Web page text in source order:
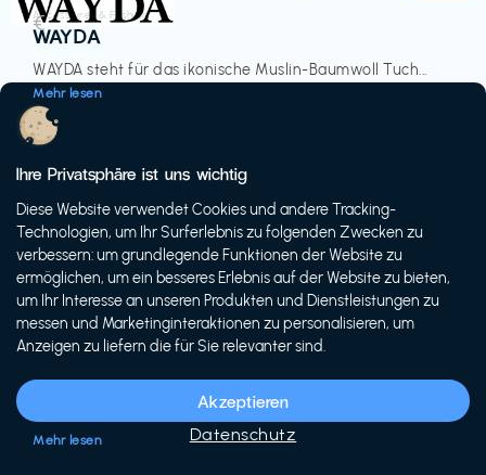
Accessoires & Fashion
WAYDA
WAYDA steht für das ikonische Muslin-Baumwoll Tuch...
Mehr lesen
€‎
-20%
Siech Cycles
Entdecke den Schweizer Brand für urbane Fahrräder...
Mehr lesen
Ihre Privatsphäre ist uns wichtig
Diese Website verwendet Cookies und andere Tracking-
Technologien, um Ihr Surferlebnis zu folgenden Zwecken zu
verbessern: um grundlegende Funktionen der Website zu
ermöglichen, um ein besseres Erlebnis auf der Website zu bieten,
um Ihr Interesse an unseren Produkten und Dienstleistungen zu
messen und Marketinginteraktionen zu personalisieren, um
Anzeigen zu liefern die für Sie relevanter sind.
Akzeptieren
Datenschutz